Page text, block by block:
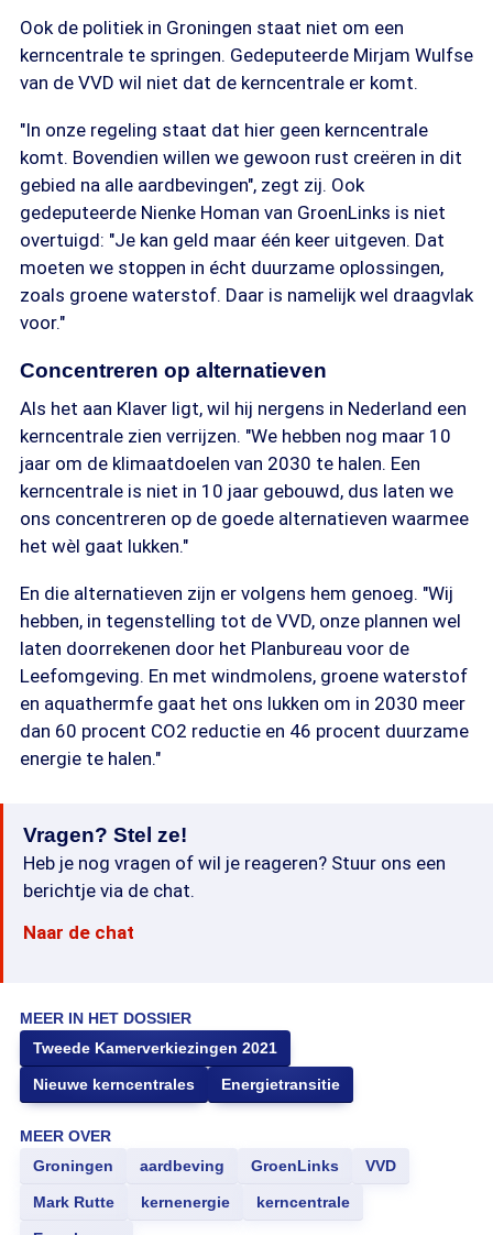
Ook de politiek in Groningen staat niet om een
kerncentrale te springen. Gedeputeerde Mirjam Wulfse
van de VVD wil niet dat de kerncentrale er komt.
"In onze regeling staat dat hier geen kerncentrale
komt. Bovendien willen we gewoon rust creëren in dit
gebied na alle aardbevingen", zegt zij. Ook
gedeputeerde Nienke Homan van GroenLinks is niet
overtuigd: "Je kan geld maar één keer uitgeven. Dat
moeten we stoppen in écht duurzame oplossingen,
zoals groene waterstof. Daar is namelijk wel draagvlak
voor."
Concentreren op alternatieven
Als het aan Klaver ligt, wil hij nergens in Nederland een
kerncentrale zien verrijzen. "We hebben nog maar 10
jaar om de klimaatdoelen van 2030 te halen. Een
kerncentrale is niet in 10 jaar gebouwd, dus laten we
ons concentreren op de goede alternatieven waarmee
het wèl gaat lukken."
En die alternatieven zijn er volgens hem genoeg. "Wij
hebben, in tegenstelling tot de VVD, onze plannen wel
laten doorrekenen door het Planbureau voor de
Leefomgeving. En met windmolens, groene waterstof
en aquathermfe gaat het ons lukken om in 2030 meer
dan 60 procent CO2 reductie en 46 procent duurzame
energie te halen."
Vragen? Stel ze!
Heb je nog vragen of wil je reageren? Stuur ons een
berichtje via de chat.
Naar de chat
MEER IN HET DOSSIER
Tweede Kamerverkiezingen 2021
Nieuwe kerncentrales Energietransitie
MEER OVER
Groningen
aardbeving GroenLinks VVD
Mark Rutte kernenergie kerncentrale